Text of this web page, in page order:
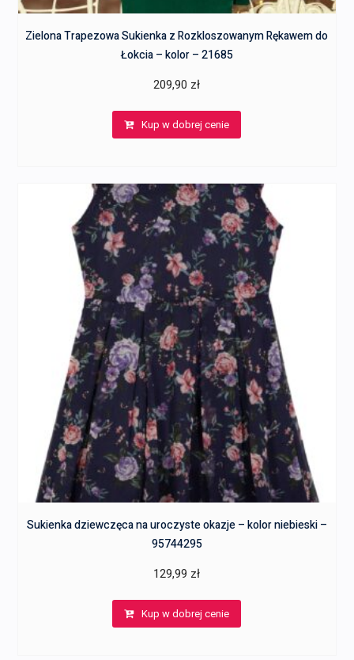
Zielona Trapezowa Sukienka z Rozkloszowanym Rękawem do
Łokcia – kolor – 21685
209,90 zł
Kup w dobrej cenie
Sukienka dziewczęca na uroczyste okazje – kolor niebieski –
95744295
129,99 zł
Kup w dobrej cenie